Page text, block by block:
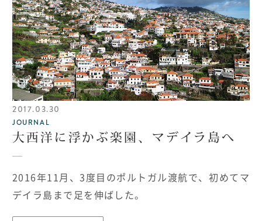
2017.03.30
JOURNAL
大西洋に浮かぶ楽園、マデイラ島へ
2016年11月、3度目のポルトガル渡航で、初めてマ
デイラ島まで足を伸ばした。